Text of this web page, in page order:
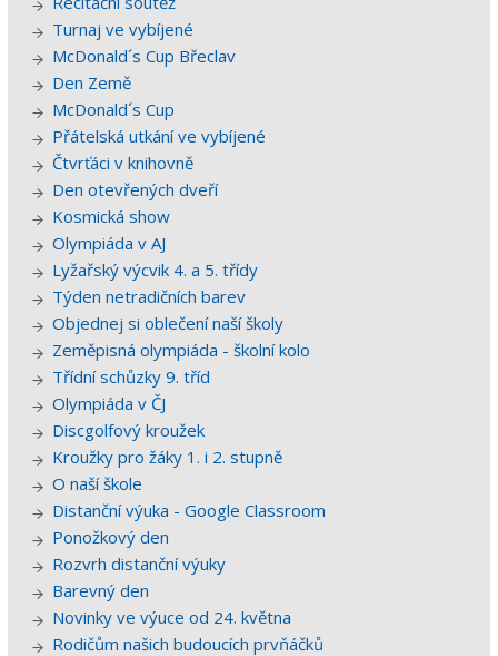
Turnaj ve vybíjené
McDonald´s Cup Břeclav
Den Země
McDonald´s Cup
Přátelská utkání ve vybíjené
Čtvrťáci v knihovně
Den otevřených dveří
Kosmická show
Olympiáda v AJ
Lyžařský výcvik 4. a 5. třídy
Týden netradičních barev
Objednej si oblečení naší školy
Zeměpisná olympiáda - školní kolo
Třídní schůzky 9. tříd
Olympiáda v ČJ
Discgolfový kroužek
Kroužky pro žáky 1. i 2. stupně
O naší škole
Distanční výuka - Google Classroom
Ponožkový den
Rozvrh distanční výuky
Barevný den
Novinky ve výuce od 24. května
Rodičům našich budoucích prvňáčků